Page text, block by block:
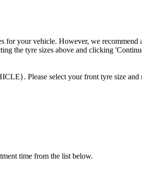
for your vehicle. However, we
the tyre sizes above and clicking
Please select your front tyre size
time from the list below.